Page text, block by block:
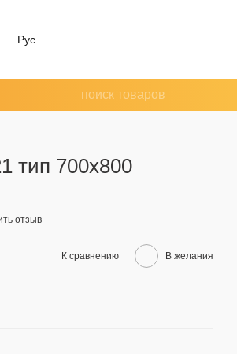
Рус
тип 700х800
отзыв
К сравнению В желания